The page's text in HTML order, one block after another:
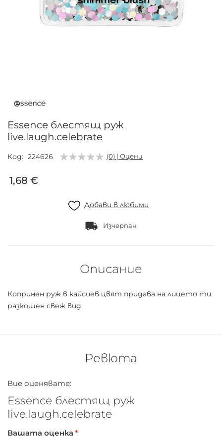
на
със
снимки
Essence блестящ руж
live.laugh.celebrate
Код 224626 (0) | Оцени
1,68 €
Добави в любими
Изчерпан
Описание
Копринен руж в кайсиев цвят придава на лицето ти
разкошен свеж вид.
Ревюта
Вие оценявате:
Essence блестящ руж
live.laugh.celebrate
Вашата оценка